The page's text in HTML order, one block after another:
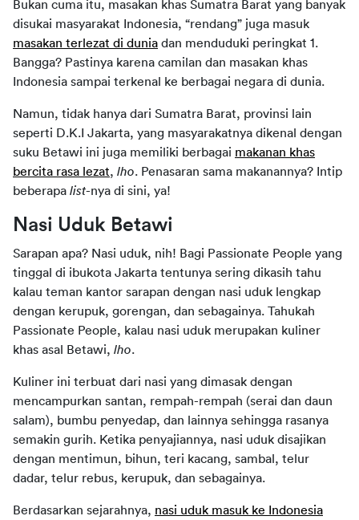
Bukan cuma itu, masakan khas Sumatra Barat yang banyak
disukai masyarakat Indonesia, “rendang” juga masuk
masakan terlezat di dunia dan menduduki peringkat 1.
Bangga? Pastinya karena camilan dan masakan khas
Indonesia sampai terkenal ke berbagai negara di dunia.
Namun, tidak hanya dari Sumatra Barat, provinsi lain
seperti D.K.I Jakarta, yang masyarakatnya dikenal dengan
suku Betawi ini juga memiliki berbagai makanan khas
bercita rasa lezat, lho. Penasaran sama makanannya? Intip
beberapa list-nya di sini, ya!
Nasi Uduk Betawi
Sarapan apa? Nasi uduk, nih! Bagi Passionate People yang
tinggal di ibukota Jakarta tentunya sering dikasih tahu
kalau teman kantor sarapan dengan nasi uduk lengkap
dengan kerupuk, gorengan, dan sebagainya. Tahukah
Passionate People, kalau nasi uduk merupakan kuliner
khas asal Betawi, lho.
Kuliner ini terbuat dari nasi yang dimasak dengan
mencampurkan santan, rempah-rempah (serai dan daun
salam), bumbu penyedap, dan lainnya sehingga rasanya
semakin gurih. Ketika penyajiannya, nasi uduk disajikan
dengan mentimun, bihun, teri kacang, sambal, telur
dadar, telur rebus, kerupuk, dan sebagainya.
Berdasarkan sejarahnya, nasi uduk masuk ke Indonesia